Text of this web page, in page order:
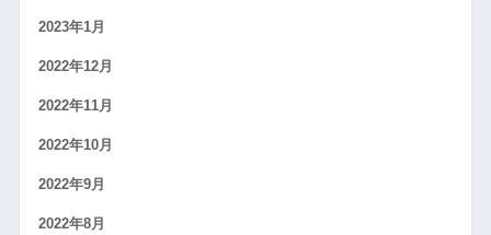
2023年1月
2022年12月
2022年11月
2022年10月
2022年9月
2022年8月